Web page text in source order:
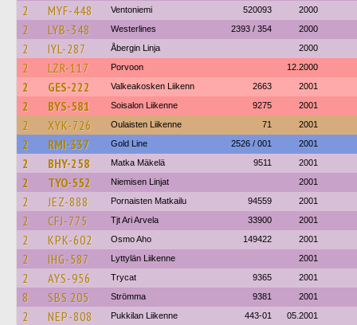
2 MYF-448 Ventoniemi 520093 2000
2 LYB-348 Westerlines 2393 / 354 2000
2 IYL-287 Åbergin Linja 2000
2 LZR-117 Porvoon 12.2000
2 GES-222 Valkeakosken Liikenn 2663 2001
2 BYS-581 Soisalon Liikenne 9275 2001
2 XYK-726 Oulaisten Liikenne 71 2001
2 RMI-337 Gold Line 2526 / 001 2001
2 BHY-258 Matka Mäkelä 9511 2001
2 TYO-552 Niemisen Linjat 2001
2 JEZ-888 Pornaisten Matkailu 94559 2001
2 CFJ-775 Tjt Ari Arvela 33900 2001
2 KPK-602 Osmo Aho 149422 2001
2 IHG-587 Lyttylän Liikenne 2001
2 AYS-956 Trycat 9365 2001
8 SBS 205 Strömma 9381 2001
2 NEP-808 Pukkilan Liikenne 443-01 05.2001